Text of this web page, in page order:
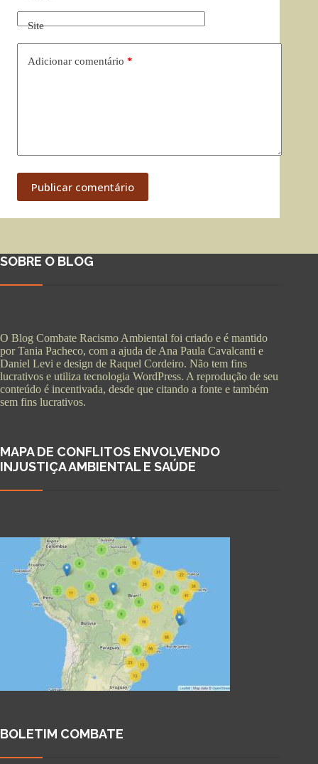
Site
Adicionar comentário *
Publicar comentário
SOBRE O BLOG
O Blog Combate Racismo Ambiental foi criado e é mantido
por Tania Pacheco, com a ajuda de Ana Paula Cavalcanti e
Daniel Levi e design de Raquel Cordeiro. Não tem fins
lucrativos e utiliza tecnologia WordPress. A reprodução de seu
conteúdo é incentivada, desde que citando a fonte e também
sem fins lucrativos.
MAPA DE CONFLITOS ENVOLVENDO
INJUSTIÇA AMBIENTAL E SAÚDE
BOLETIM COMBATE